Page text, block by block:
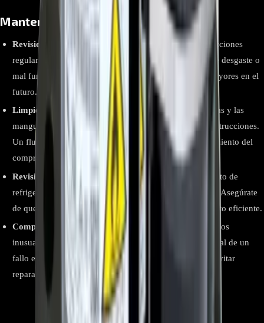
Mantenimiento del Compresor
Revisiones Periódicas:
Es recomendable realizar inspecciones
regulares del compresor para detectar cualquier señal de desgaste o
mal funcionamiento. Esto puede prevenir problemas mayores en el
futuro.
Limpieza y Desobstrucción:
Asegúrate de que las rejillas y las
mangueras de circulación de aire estén limpias y sin obstrucciones.
Un flujo de aire adecuado contribuye al buen funcionamiento del
compresor.
Revisión de Cargas de Refrigerante:
Un nivel incorrecto de
refrigerante puede afectar el rendimiento del compresor. Asegúrate
de que el sistema esté equilibrado para un funcionamiento eficiente.
Comprobación de Vibraciones y Ruidos:
Escuchar ruidos
inusuales o detectar vibraciones excesivas puede ser señal de un
fallo en el compresor. Un diagnóstico temprano puede evitar
reparaciones costosas.